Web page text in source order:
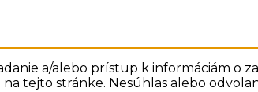
a/alebo prístup k informáciám o
tejto stránke. Nesúhlas alebo